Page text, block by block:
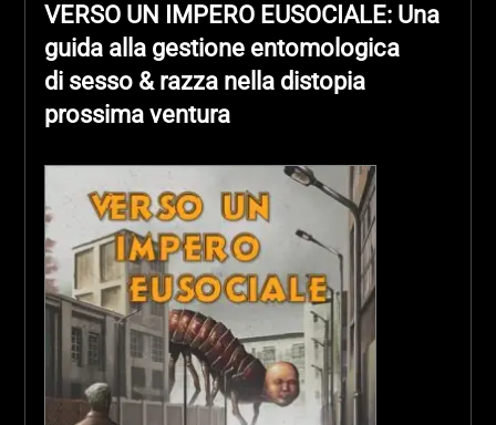
VERSO UN IMPERO EUSOCIALE: Una
guida alla gestione entomologica
di sesso & razza nella distopia
prossima ventura